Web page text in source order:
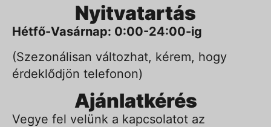
Nyitvatartás
Hétfő-Vasárnap: 0:00-24:00-ig
(Szezonálisan változhat, kérem, hogy
érdeklődjön telefonon)
Ajánlatkérés
Vegye fel velünk a kapcsolatot az